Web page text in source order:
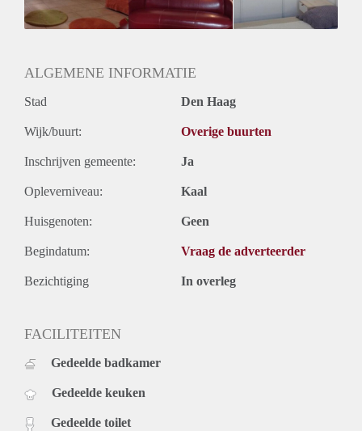
ALGEMENE INFORMATIE
Stad Den Haag
Wijk/buurt: Overige buurten
Inschrijven gemeente: Ja
Opleverniveau: Kaal
Huisgenoten: Geen
Begindatum: Vraag de adverteerder
Bezichtiging In overleg
FACILITEITEN
Gedeelde badkamer
Gedeelde keuken
Gedeelde toilet